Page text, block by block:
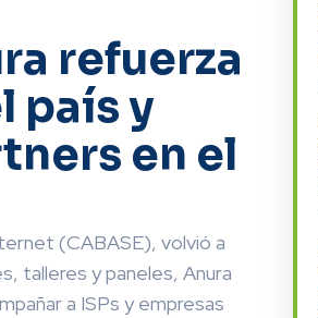
refuerza
país y
en el
(CABASE), volvió a
talleres y paneles, Anura
a ISPs y empresas